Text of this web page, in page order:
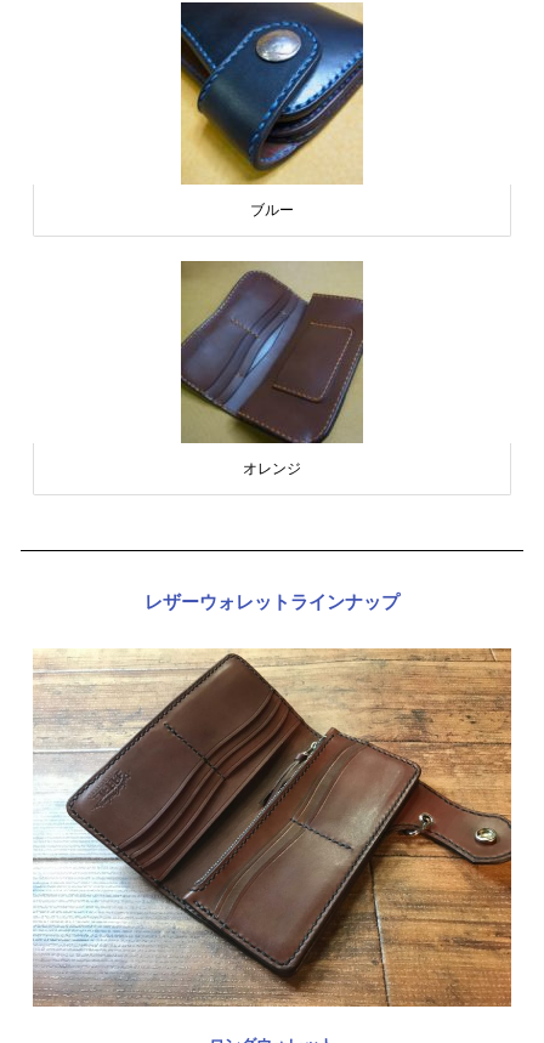
ブルー
オレンジ
レザーウォレットラインナップ